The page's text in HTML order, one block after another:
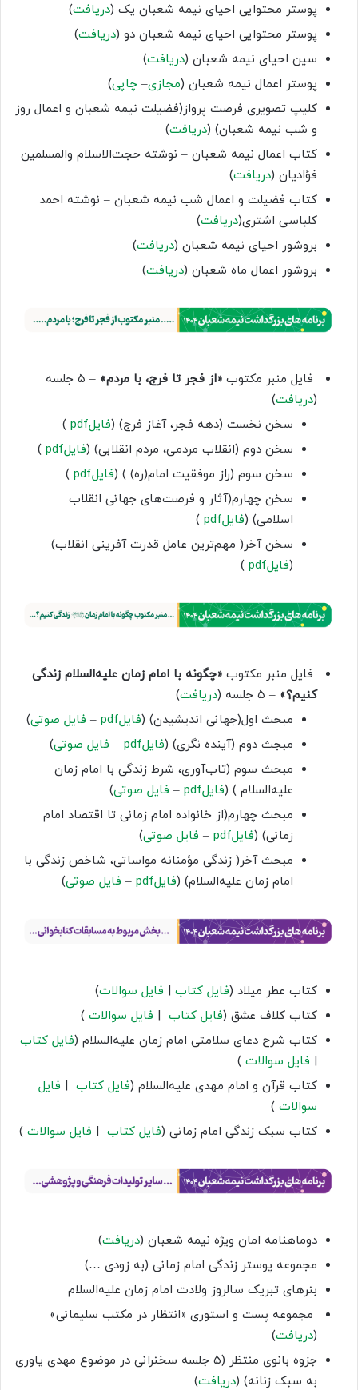
پوستر محتوایی احیای نیمه شعبان یک (دریافت)
پوستر محتوایی احیای نیمه شعبان دو (دریافت)
سین احیای نیمه شعبان (دریافت)
پوستر اعمال نیمه شعبان (مجازی– چاپی)
کلیپ تصویری فرصت پرواز(فضیلت نیمه شعبان و اعمال روز
و شب نیمه شعبان) (دریافت)
کتاب اعمال نیمه شعبان – نوشته حجت‌الاسلام والمسلمین
فؤادیان (دریافت)
کتاب فضیلت و اعمال شب نیمه شعبان – نوشته احمد
کلباسی اشتری(دریافت)
بروشور احیای نیمه شعبان (دریافت)
بروشور اعمال ماه شعبان (دریافت)
فایل منبر مکتوب «از فجر تا فرج، با مردم»
– ۵ جلسه
(دریافت)
سخن نخست (دهه فجر، آغاز فرج) (فایل‌pdf
)
سخن دوم (انقلاب مردمی، مردم انقلابی) (فایل‌pdf
)
سخن سوم (راز موفقیت امام(ره) ) (فایل‌pdf
)
سخن چهارم(آثار و فرصت‌های جهانی انقلاب
اسلامی) (فایل‌pdf
)
سخن آخر( مهم‌ترین عامل قدرت آفرینی انقلاب)
(فایل‌pdf )
فایل منبر مکتوب «چگونه با امام زمان علیه‌السلام زندگی
کنیم؟» – ۵ جلسه ( دریافت)
مبحث اول(جهانی اندیشیدن) (فایل‌pdf – فایل صوتی)
مبجث دوم (آینده نگری) (فایل‌pdf – فایل صوتی)
مبحث سوم (تاب‌آوری، شرط زندگی با امام زمان
علیه‌السلام ) (فایل‌pdf – فایل صوتی)
مبحث چهارم(از خانواده امام زمانی تا اقتصاد امام
زمانی) (فایل‌pdf – فایل صوتی)
مبحث آخر( زندگی مؤمنانه مواساتی، شاخص زندگی با
امام زمان علیه‌السلام) (فایل‌pdf – فایل صوتی)
کتاب عطر میلاد (فایل کتاب | فایل سوالات)
کتاب کلاف عشق (فایل کتاب | فایل سوالات )
کتاب شرح دعای سلامتی امام زمان علیه‌السلام (فایل کتاب
| فایل سوالات )
کتاب قرآن و امام مهدی علیه‌السلام (فایل کتاب | فایل
سوالات )
کتاب سبک زندگی امام زمانی (فایل کتاب | فایل سوالات )
دوماهنامه امان ویژه نیمه شعبان (دریافت)
مجموعه پوستر زندگی امام زمانی (به زودی …)
بنرهای تبریک سالروز ولادت امام زمان علیه‌السلام
مجموعه پست و استوری «انتظار در مکتب سلیمانی»
(دریافت)
جزوه بانوی منتظر (۵ جلسه سخنرانی در موضوع مهدی یاوری
به سبک زنانه) (دریافت)